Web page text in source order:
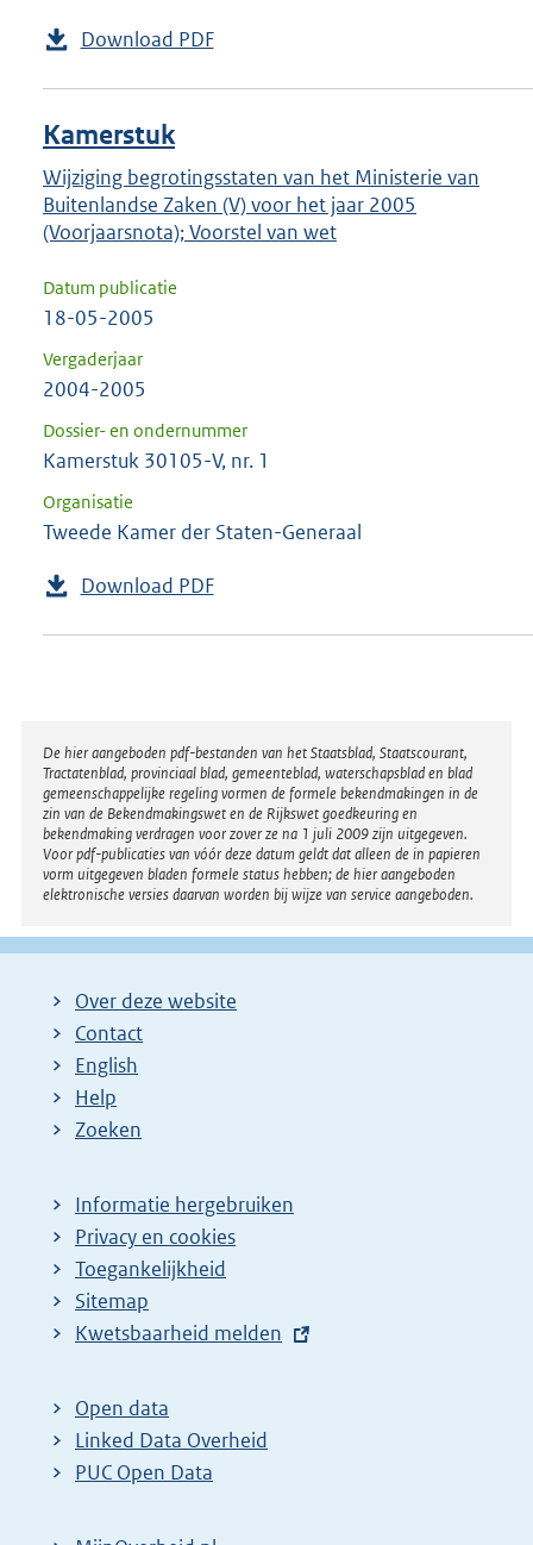
Download PDF
Kamerstuk
Wijziging begrotingsstaten van het Ministerie van
Buitenlandse Zaken (V) voor het jaar 2005
(Voorjaarsnota); Voorstel van wet
Datum publicatie
18-05-2005
Vergaderjaar
2004-2005
Dossier- en ondernummer
Kamerstuk 30105-V, nr. 1
Organisatie
Tweede Kamer der Staten-Generaal
Download PDF
Disclaimer
De hier aangeboden pdf-bestanden van het Staatsblad, Staatscourant,
Tractatenblad, provinciaal blad, gemeenteblad, waterschapsblad en blad
gemeenschappelijke regeling vormen de formele bekendmakingen in de
zin van de Bekendmakingswet en de Rijkswet goedkeuring en
bekendmaking verdragen voor zover ze na 1 juli 2009 zijn uitgegeven.
Voor pdf-publicaties van vóór deze datum geldt dat alleen de in papieren
vorm uitgegeven bladen formele status hebben; de hier aangeboden
elektronische versies daarvan worden bij wijze van service aangeboden.
Over deze website
Contact
English
Help
Zoeken
Informatie hergebruiken
Privacy en cookies
Toegankelijkheid
Sitemap
E
t
e
r
Kwetsbaarheid melden
Open data
Linked Data Overheid
PUC Open Data